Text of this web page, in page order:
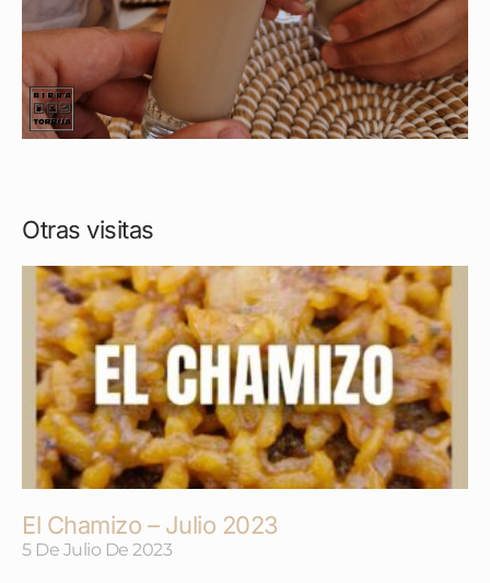
Otras visitas
El Chamizo – Julio 2023
5 De Julio De 2023